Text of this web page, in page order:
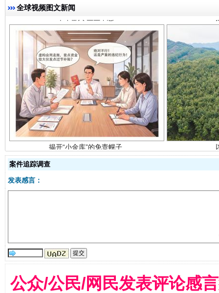
全球视频图文新闻
揭开“小金库”的免责幌子
案件追踪调查
发表感言：
公众/公民/网民发表评论感